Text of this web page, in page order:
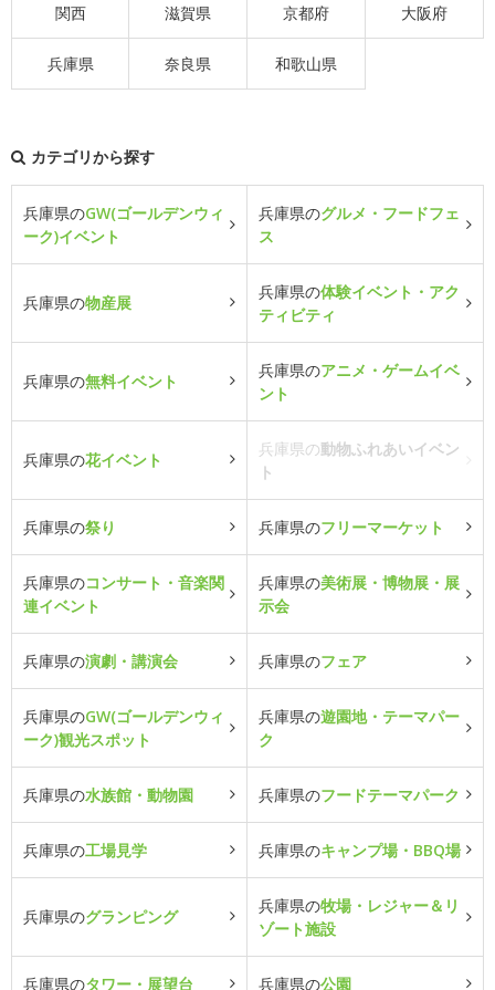
関西 滋賀県 京都府 大阪府
兵庫県 奈良県 和歌山県
カテゴリから探す
兵庫県のGW(ゴールデンウィ
ーク)イベント
兵庫県のグルメ・フードフェ
ス
兵庫県の物産展
兵庫県の体験イベント・アク
ティビティ
兵庫県の無料イベント
兵庫県のアニメ・ゲームイベ
ント
兵庫県の花イベント
兵庫県の動物ふれあいイベン
ト
兵庫県の祭り 兵庫県のフリーマーケット
兵庫県のコンサート・音楽関
連イベント
兵庫県の美術展・博物展・展
示会
兵庫県の演劇・講演会 兵庫県のフェア
兵庫県のGW(ゴールデンウィ
ーク)観光スポット
兵庫県の遊園地・テーマパー
ク
兵庫県の水族館・動物園 兵庫県のフードテーマパーク
兵庫県の工場見学 兵庫県のキャンプ場・BBQ場
兵庫県のグランピング
兵庫県の牧場・レジャー＆リ
ゾート施設
兵庫県のタワー・展望台 兵庫県の公園